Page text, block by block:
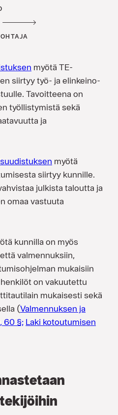
myötä TE-
siirtyy työ- ja elinkeino­
Tavoitteena on
työllistymistä sekä
ja
myötä
siirtyy kunnille.
julkista taloutta ja
omaa vastuuta
kunnilla on myös
valmennuksiin,
mukaisiin
on vakuutettu
mukaisesti sekä
(Valmennuksen ja
60 §; Laki kotoutumisen